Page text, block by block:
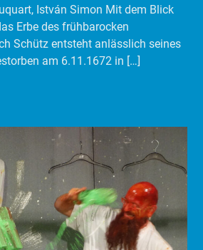
István Simon Mit dem Blick
Erbe des frühbarocken
Schütz entsteht anlässlich seines
am 6.11.1672 in […]